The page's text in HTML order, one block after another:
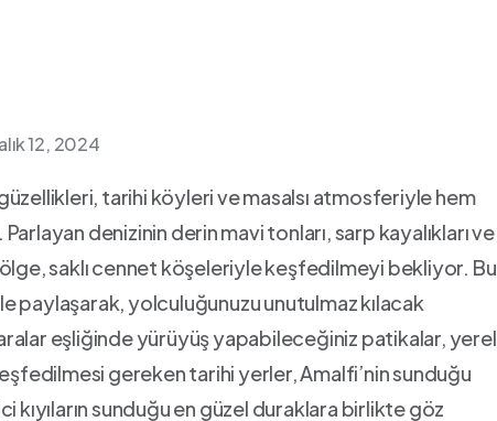
12, 2024
güzellikleri, tarihi köyleri ve⁢ masalsı atmosferiyle hem
denizinin derin ⁢mavi ‍tonları, sarp kayalıkları ve
saklı cennet köşeleriyle keşfedilmeyi bekliyor. Bu
paylaşarak, yolculuğunuzu unutulmaz kılacak
eşliğinde yürüyüş yapabileceğiniz patikalar, yerel
gereken ‍tarihi yerler, Amalfi’nin​ sunduğu
kıyıların sunduğu ​en güzel duraklara birlikte göz